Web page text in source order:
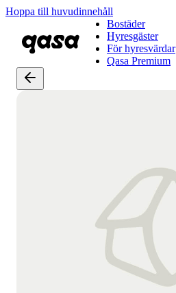
Hoppa till huvudinnehåll
Bostäder
Hyresgäster
För hyresvärdar
Qasa Premium